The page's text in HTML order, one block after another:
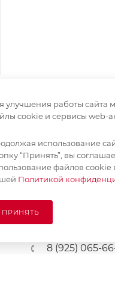
8 (925) 065-
улучшения работы сайта
cookie и сервисы web-
использование
“Принять”, вы
файлов cookie
Политикой
ПРИНЯТЬ